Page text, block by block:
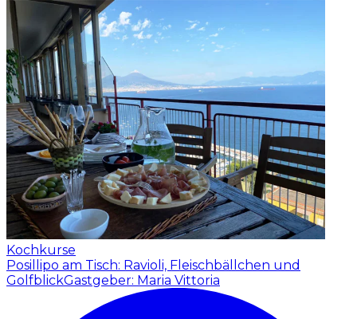
Kochkurse
Posillipo am Tisch: Ravioli, Fleischbällchen und
GolfblickGastgeber: Maria Vittoria